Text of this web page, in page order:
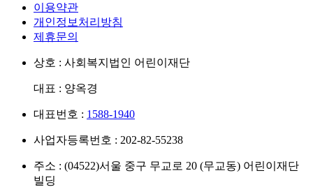
이용약관
개인정보처리방침
제휴문의
상호 : 사회복지법인 어린이재단
대표 : 양옥경
대표번호 : 1588-1940
사업자등록번호 : 202-82-55238
주소 : (04522)서울 중구 무교로 20 (무교동) 어린이재단
빌딩